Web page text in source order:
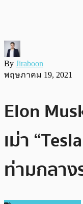
By Jiraboon
พฤษภาคม 19, 2021
Elon
เม่า
ท่ามกลาง